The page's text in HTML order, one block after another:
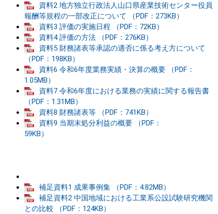
資料2 地方独立行政法人山口県産業技術センター役員
報酬等規程の一部改正について （PDF：273KB）
資料3 評価の実施日程 （PDF：72KB）
資料4 評価の方法 （PDF：276KB）
資料5 財務諸表等承認の適否に係る考え方について
（PDF：198KB）
資料6 令和6年度業務実績・決算の概要 （PDF：
1.05MB）
資料7 令和6年度における業務の実績に関する報告書
（PDF：1.31MB）
資料8 財務諸表等 （PDF：741KB）
資料9 当期末処分利益の概要 （PDF：
59KB）
補足資料1 成果事例集 （PDF：4.82MB）
補足資料2 中国地域における工業系公設試験研究機関
との比較 （PDF：124KB）